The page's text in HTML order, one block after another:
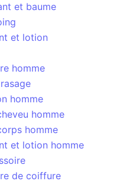
et baume
et lotion
homme
homme
homme
homme
et lotion homme
de coiffure